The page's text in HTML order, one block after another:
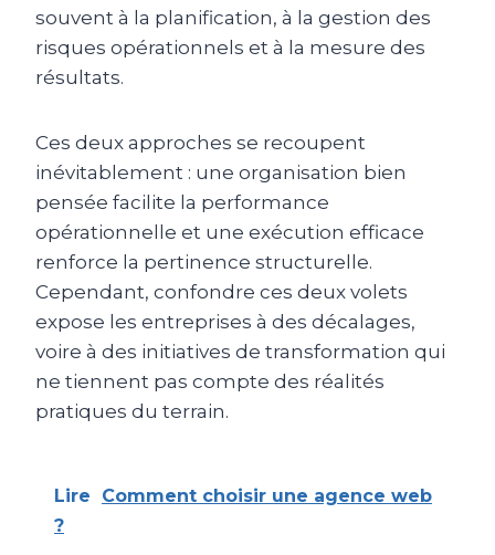
souvent à la planification, à la gestion des
risques opérationnels et à la mesure des
résultats.
Ces deux approches se recoupent
inévitablement : une organisation bien
pensée facilite la performance
opérationnelle et une exécution efficace
renforce la pertinence structurelle.
Cependant, confondre ces deux volets
expose les entreprises à des décalages,
voire à des initiatives de transformation qui
ne tiennent pas compte des réalités
pratiques du terrain.
Lire
Comment choisir une agence web
?